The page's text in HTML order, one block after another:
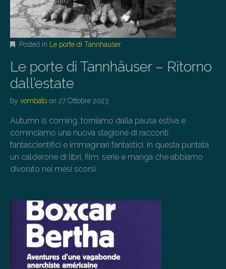
Posted in Le porte di Tannhauser
Le porte di Tannhäuser – Ritorno
dall’estate
by vombato on 27 Ottobre 2023
Autumn is coming, torniamo dalla pausa estiva e
cominciamo una nuova stagione di racconti
fantascientifici e immaginari fantastici. In questa puntata
un calderone di libri, film, serie e manga che abbiamo
divorato nei mesi scorsi.